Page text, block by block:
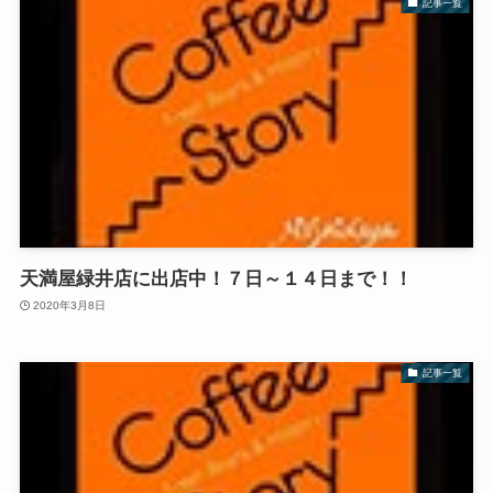
記事一覧
天満屋緑井店に出店中！７日～１４日まで！！
2020年3月8日
記事一覧